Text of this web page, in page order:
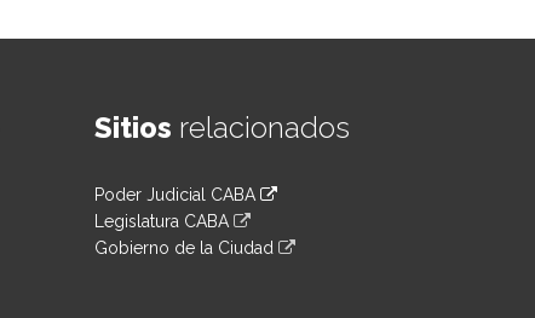
Sitios relacionados
Poder Judicial CABA
Legislatura CABA
Gobierno de la Ciudad